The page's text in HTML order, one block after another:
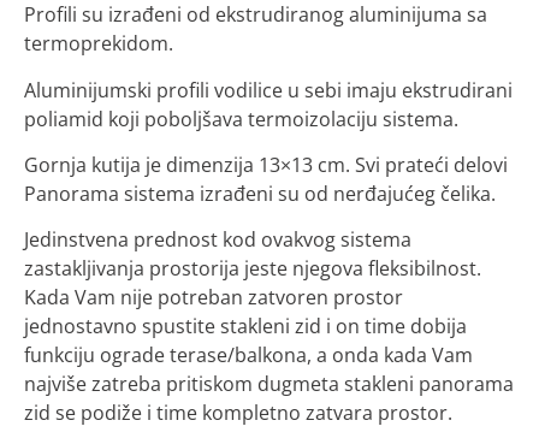
Profili su izrađeni od ekstrudiranog aluminijuma sa
termoprekidom.
Aluminijumski profili vodilice u sebi imaju ekstrudirani
poliamid koji poboljšava termoizolaciju sistema.
Gornja kutija je dimenzija 13×13 cm. Svi prateći delovi
Panorama sistema izrađeni su od nerđajućeg čelika.
Jedinstvena prednost kod ovakvog sistema
zastakljivanja prostorija jeste njegova fleksibilnost.
Kada Vam nije potreban zatvoren prostor
jednostavno spustite stakleni zid i on time dobija
funkciju ograde terase/balkona, a onda kada Vam
najviše zatreba pritiskom dugmeta stakleni panorama
zid se podiže i time kompletno zatvara prostor.